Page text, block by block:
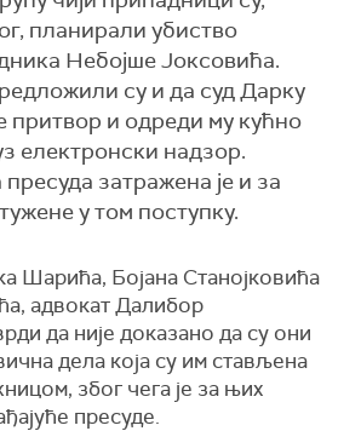
планирали убиство
Небојше Јоксовића.
су и да суд Дарку
притвор и одреди му кућно
електронски надзор.
затражена је и за
у том поступку.
Шарића, Бојана Станојковића
адвокат Далибор
да није доказано да су они
дела која су им стављена
због чега је за њих
пресуде.